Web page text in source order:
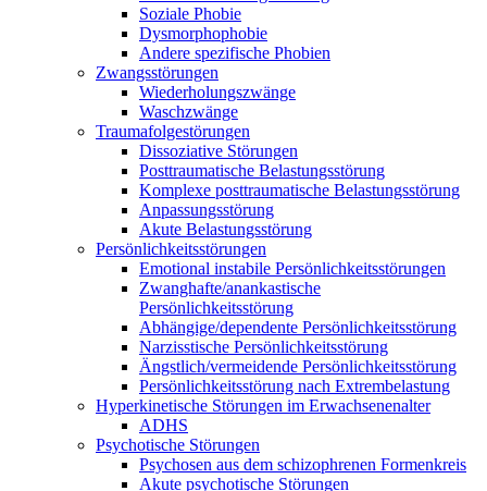
Soziale Phobie
Dysmorphophobie
Andere spezifische Phobien
Zwangsstörungen
Wiederholungszwänge
Waschzwänge
Traumafolgestörungen
Dissoziative Störungen
Posttraumatische Belastungsstörung
Komplexe posttraumatische Belastungsstörung
Anpassungsstörung
Akute Belastungsstörung
Persönlichkeitsstörungen
Emotional instabile Persönlichkeitsstörungen
Zwanghafte/anankastische
Persönlichkeitsstörung
Abhängige/dependente Persönlichkeitsstörung
Narzisstische Persönlichkeitsstörung
Ängstlich/vermeidende Persönlichkeitsstörung
Persönlichkeitsstörung nach Extrembelastung
Hyperkinetische Störungen im Erwachsenenalter
ADHS
Psychotische Störungen
Psychosen aus dem schizophrenen Formenkreis
Akute psychotische Störungen